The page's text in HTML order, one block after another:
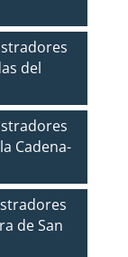
del
Cadena-
de San